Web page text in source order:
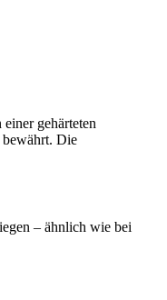
gehärteten
bewährt. Die
– ähnlich wie bei